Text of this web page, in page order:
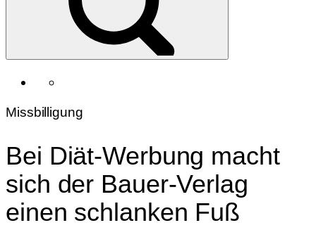
Missbilligung
Bei Diät-Werbung macht
sich der Bauer-Verlag
einen schlanken Fuß